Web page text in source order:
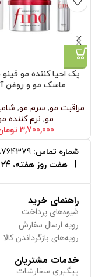
پک احیا کننده مو
ماسک مو و روغن
مراقبت مو, سرم مو,
مو, نرم‌ کننده
3,700,000
شماره تماس:
|
هفت روز هفته، 24 ساعت شبانه‌روز پاسخگوی شما هستیم.
راهنمای خرید
شیوه‌های پرداخت
رویه ارسال سفارش
رویه‌های بازگرداندن کالا
خدمات مشتریان
پیگیری سفارشات